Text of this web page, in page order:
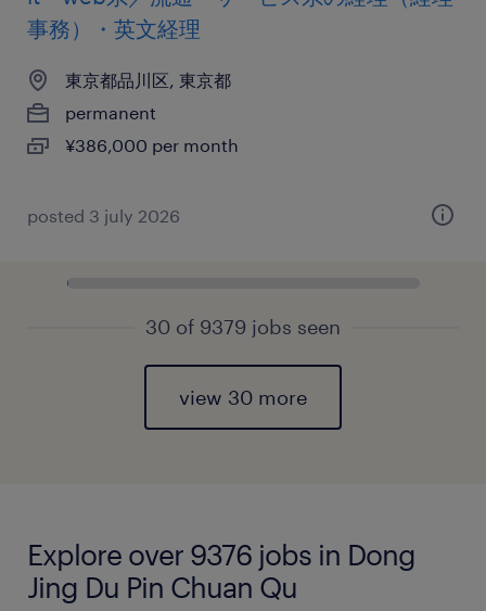
事務）・英文経理
東京都品川区, 東京都
permanent
¥386,000 per month
posted 3 july 2026
30 of 9379 jobs seen
view 30 more
Explore over 9376 jobs in Dong
Jing Du Pin Chuan Qu